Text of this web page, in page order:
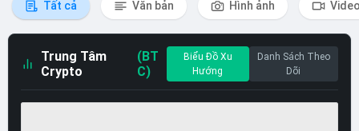
Tất cả Văn bản Hình ảnh
Trung Tâm
Crypto
(BT
C)
Biểu Đồ Xu
Hướng
Danh Sách Theo
Dõi